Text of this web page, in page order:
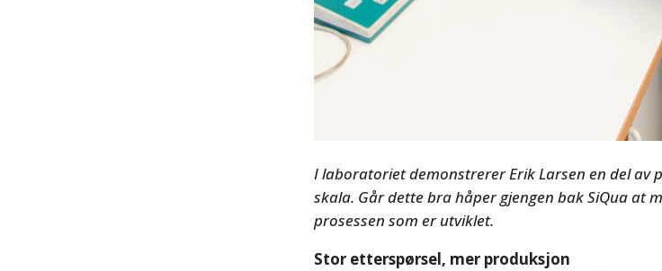
I laboratoriet demonstrerer Erik Larsen en del av
skala. Går dette bra håper gjengen bak SiQua at
prosessen som er utviklet.
Stor etterspørsel, mer produksjon